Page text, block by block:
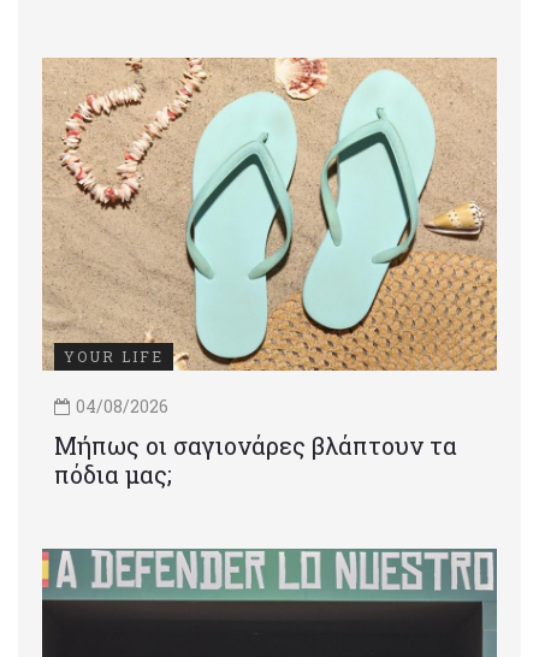
YOUR LIFE
04/08/2026
Μήπως οι σαγιονάρες βλάπτουν τα
πόδια μας;